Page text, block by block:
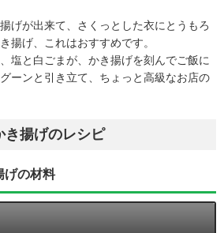
げが出来て、さくっとした衣にとうもろ
揚げ、これはおすすめです。
塩と白ごまが、かき揚げを刻んでご飯に
ーンと引き立て、ちょっと高級なお店の
き揚げのレシピ
げの材料